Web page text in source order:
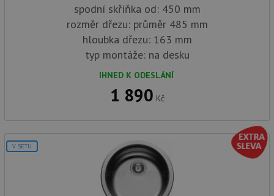
spodní skříňka od: 450 mm
rozměr dřezu: průměr 485 mm
hloubka dřezu: 163 mm
typ montáže: na desku
IHNED K ODESLÁNÍ
1 890 Kč
V SETU